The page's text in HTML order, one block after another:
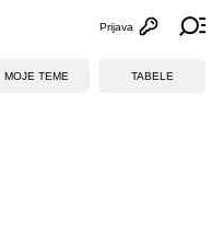
Otvori
Prijava
MOJE TEME TABELE